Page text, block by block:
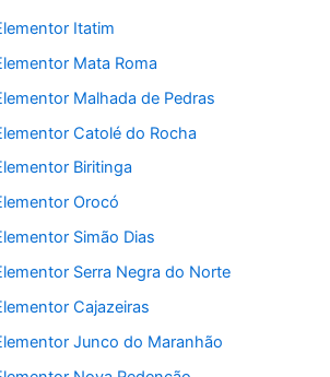
Itatim
Mata Roma
Malhada de Pedras
Catolé do Rocha
Biritinga
Orocó
Simão Dias
Serra Negra do Norte
Cajazeiras
Junco do Maranhão